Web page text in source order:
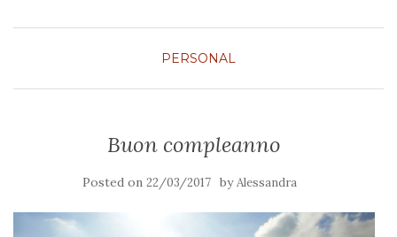
PERSONAL
Buon compleanno
Posted on 22/03/2017 byAlessandra